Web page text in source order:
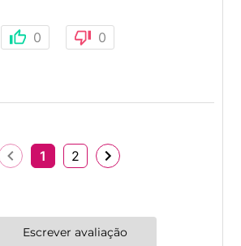
0 0
1 2
Escrever avaliação